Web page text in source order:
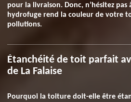
pour la livraison. Donc, n’hésitez pas
hydrofuge rend la couleur de votre
pollutions.
Étanchéité de toit parfait
de La Falaise
Pourquoi la toiture doit-elle être